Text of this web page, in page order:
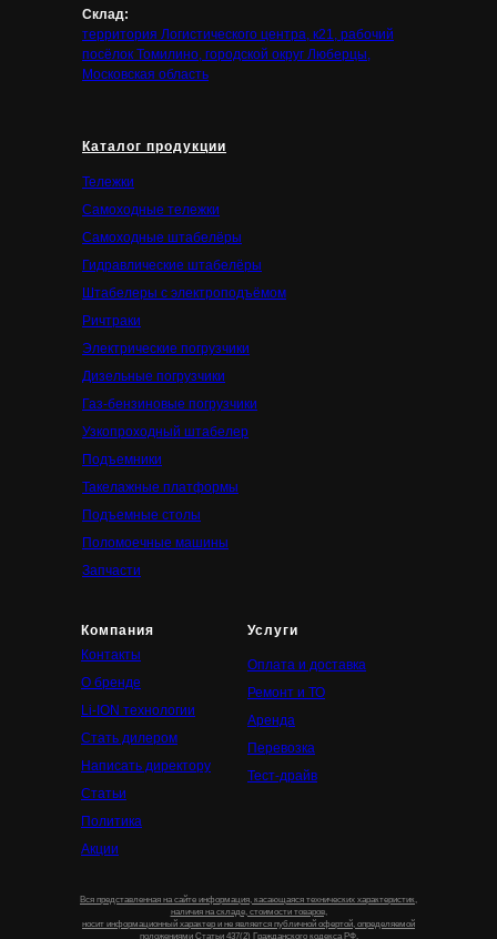
Каталог продукции
Тележки
Самоходные тележки
Самоходные штабелёры
Гидравлические штабелёры
Штабелеры с электроподъёмом
Ричтраки
Электрические погрузчики
Дизельные погрузчики
Газ-бензиновые погрузчики
Узкопроходный штабелер
Подъемники
Такелажные платформы
Подъемные столы
Поломоечные машины
Запчасти
Компания
Контакты
О бренде
Li-ION технологии
Стать дилером
Написать директору
Статьи
Политика
Акции
Склад:
территория Логистического центра, к21, рабочий
посёлок Томилино, городской округ Люберцы,
Московская область
Услуги
Оплата и доставка
Ремонт и ТО
Аренда
Перевозка
Тест-драйв
Вся представленная на сайте информация, касающаяся технических характеристик,
наличия на складе, стоимости товаров,
носит информационный характер и не является публичной офертой, определяемой
положениями Статьи 437(2) Гражданского кодекса РФ.